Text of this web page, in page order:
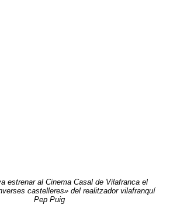
estrenar al Cinema Casal de Vilafranca el
castelleres» del realitzador vilafranquí
Pep Puig